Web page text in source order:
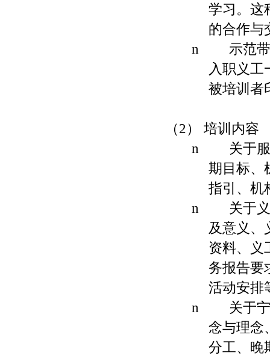
学习。这
的合作与
n
示范
入职义工
被培训者
（2） 培训内容
n
关于
期目标、
指引、机
n
关于
及意义、
资料、义
务报告要
活动安排
n
关于
念与理念
分工、晚